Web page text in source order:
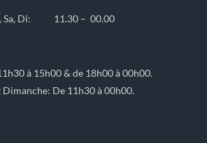
Sa, Di: 11.30 – 00.00
à 15h00 & de 18h00 à 00h00.
Dimanche: De 11h30 à 00h00.